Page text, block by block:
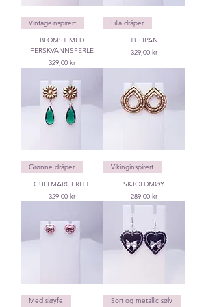
Vintageinspirert
BLOMST MED
FERSKVANNSPERLE
Price
329,00 kr
Lilla dråper
TULIPAN
Price
329,00 kr
Grønne dråper
GULLMARGERITT
Price
329,00 kr
Vikinginspirert
SKJOLDMØY
Price
289,00 kr
Med sløyfe
Sort og metallic sølv